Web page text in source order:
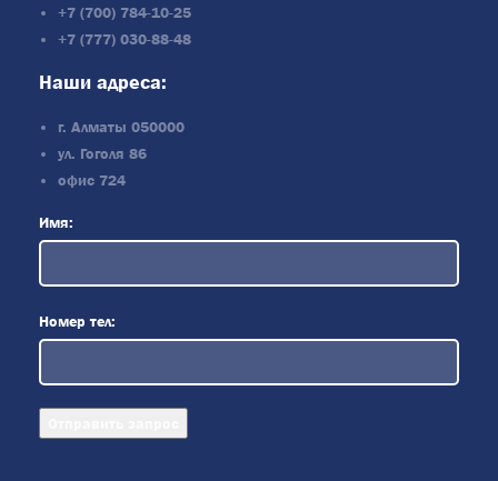
+7 (700) 784-10-25
+7 (777) 030-88-48
Наши адреса:
г. Алматы 050000
ул. Гоголя 86
офис 724
Имя:
Номер тел: